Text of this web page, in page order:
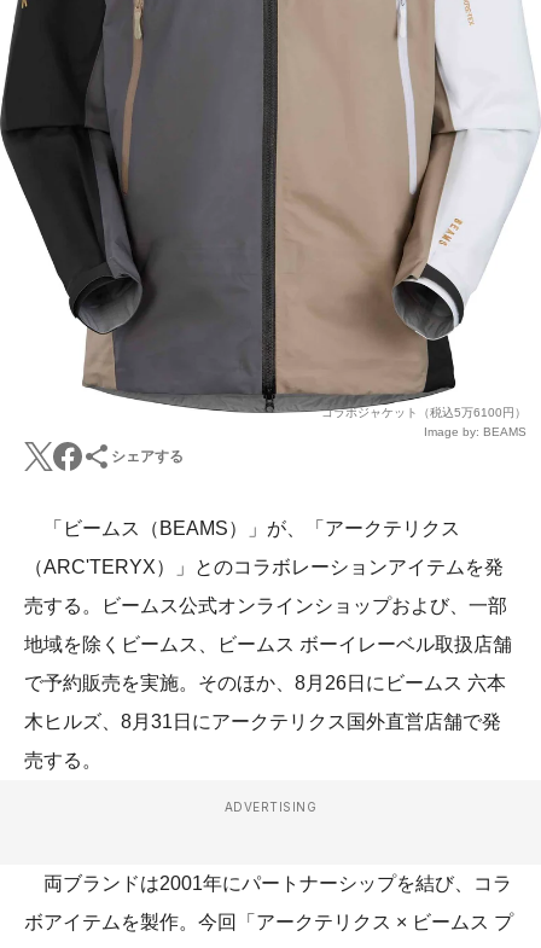
コラボジャケット（税込5万6100円）
Image by: BEAMS
シェアする
「ビームス（BEAMS）」が、「アークテリクス
（ARC'TERYX）」とのコラボレーションアイテムを発
売する。ビームス公式オンラインショップおよび、一部
地域を除くビームス、ビームス ボーイレーベル取扱店舗
で予約販売を実施。そのほか、8月26日にビームス 六本
木ヒルズ、8月31日にアークテリクス国外直営店舗で発
売する。
ADVERTISING
両ブランドは2001年にパートナーシップを結び、コラ
ボアイテムを製作。今回「アークテリクス × ビームス プ